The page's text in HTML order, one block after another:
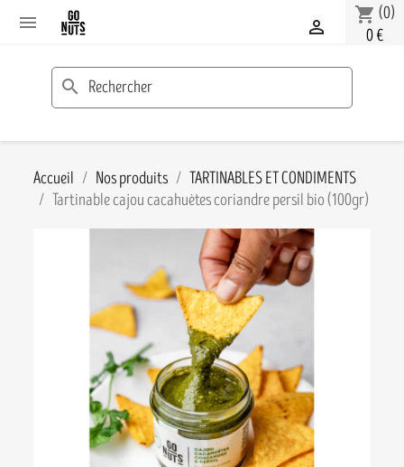
 shopping_cart (0)
0 €

search
Accueil Nos produits
TARTINABLES ET CONDIMENTS
Tartinable cajou cacahuètes coriandre persil bio (100gr)